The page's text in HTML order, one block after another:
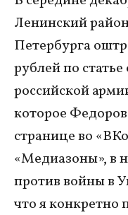
Ленинский
Петербурга
рублей по
российской
которое
странице во
«Медиазоны», в
против войны в
что я конкретно